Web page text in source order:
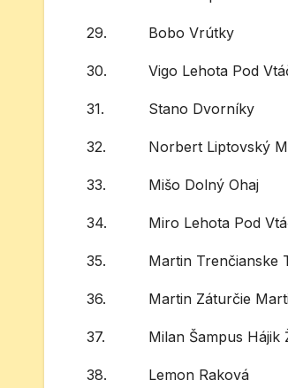
29. Bobo Vrútky
30. Vigo Lehota Pod
31. Stano Dvorníky
32. Norbert Liptovský
33. Mišo Dolný Ohaj
34. Miro Lehota Pod
35. Martin Trenčianske
36. Martin Záturčie
37. Milan Šampus Hájik
38. Lemon Raková